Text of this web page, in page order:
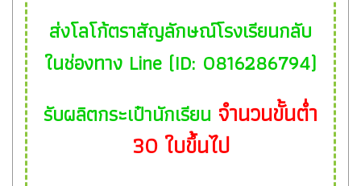
ส่งโลโก้ตราสัญลักษณ์โรงเรียนกลับ
ในช่องทาง Line (ID: 0816286794)
รับผลิตกระเป๋านักเรียน จำนวนขั้นต่ำ
30 ใบขึ้นไป